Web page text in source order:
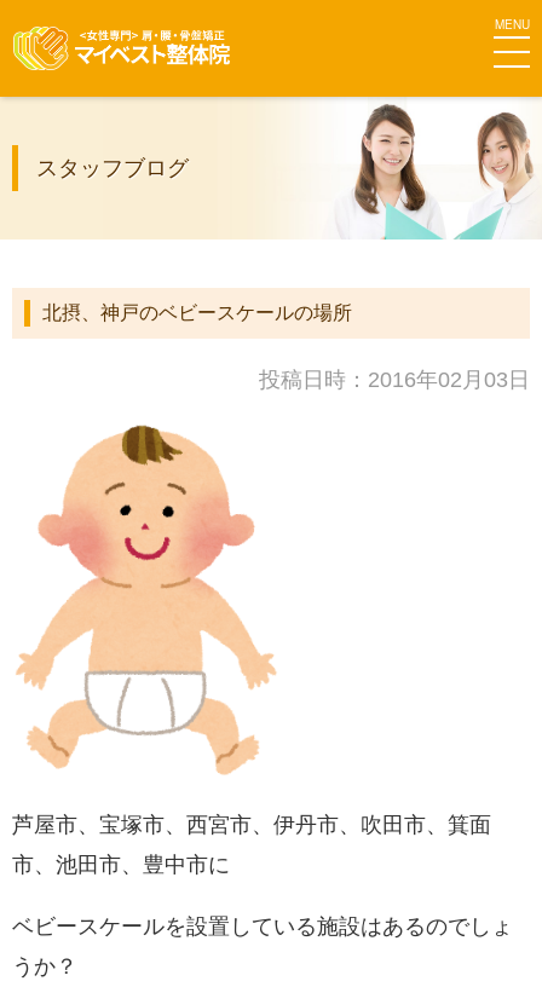
ト整体院
グループ
スタッフブログ
北摂、神戸のベビースケールの場所
投稿日時：2016年02月03日
芦屋市、宝塚市、西宮市、伊丹市、吹田市、箕面
市、池田市、豊中市に
ベビースケールを設置している施設はあるのでしょ
うか？